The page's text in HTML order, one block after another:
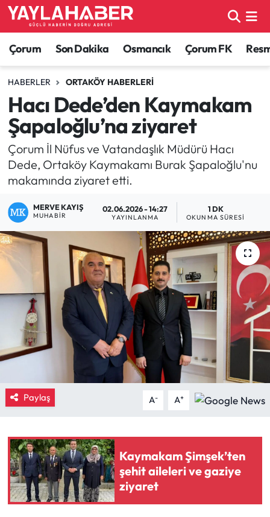
Çorum Son Dakika Osmancık Çorum FK
HABERLER ORTAKÖY HABERLERI
Hacı Dede’den Kaymakam
Şapaloğlu’na ziyaret
Çorum İl Nüfus ve Vatandaşlık Müdürü Hacı
Dede, Ortaköy Kaymakamı Burak Şapaloğlu'nu
makamında ziyaret etti.
MERVE KAYIŞ
MUHABIR
02.06.2026 - 14:27
YAYINLANMA
1 DK
OKUNMA SÜRESI
Paylaş A- A+
Kaymakam Şimşek’ten
şehit aileleri ve gaziye
ziyaret
Alaca Haberleri
Bayat Haberleri
Bilgi - Keşfet Haberleri
Bilim ve Teknoloji
Boğazkale Haberleri
Çorum Son Dakika Haberleri
Dodurga Haberleri
Eğitim
Ekonomi
Güncel
İskilip Haberleri
Kimdir?
Kültür Sanat
Laçin Haberleri
Çorum Nöbetçi Eczaneler
Çorum Hava Durumu
Çorum Namaz Vakitleri
Çorum Trafik Yoğunluk Haritası
TFF 1.Lig Puan Durumu ve Fikstür
Son Dakika Haberleri
Haber Arşivi